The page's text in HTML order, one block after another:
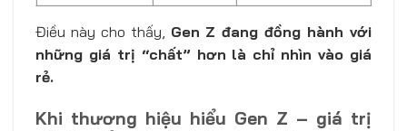
Điều này cho thấy, Gen Z đang đồng hành với
những giá trị “chất” hơn là chỉ nhìn vào giá
rẻ.
Khi thương hiệu hiểu Gen Z – giá trị